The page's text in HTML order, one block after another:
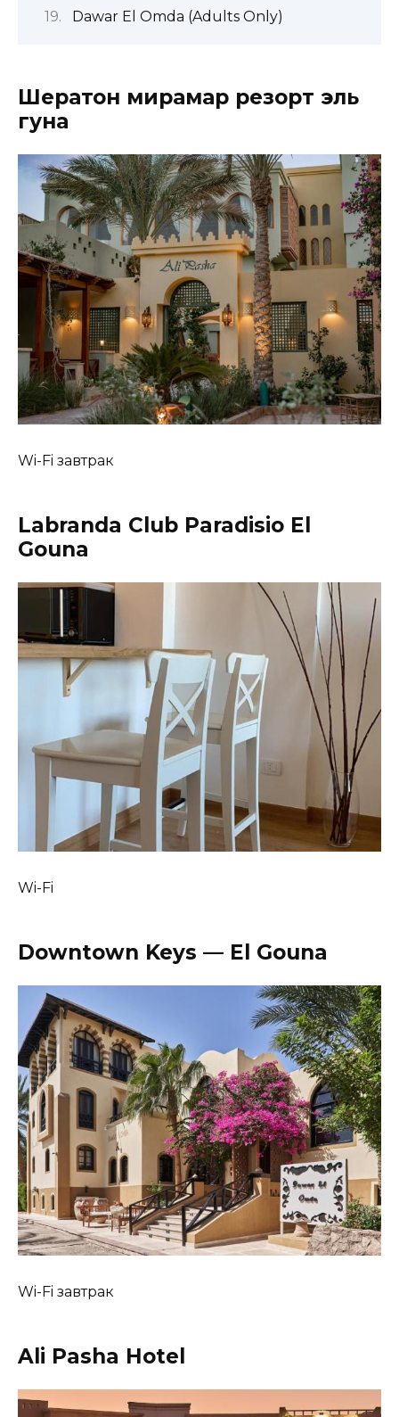
Dawar El Omda (Adults Only)
Шератон мирамар резорт эль
гуна
Wi-Fi завтрак
Labranda Club Paradisio El
Gouna
Wi-Fi
Downtown Keys — El Gouna
Wi-Fi завтрак
Ali Pasha Hotel